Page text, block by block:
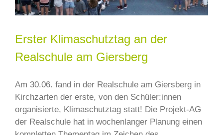
Erster Klimaschutztag an der
Realschule am Giersberg
Am 30.06. fand in der Realschule am Giersberg in
Kirchzarten der erste, von den Schüler:innen
organisierte, Klimaschutztag statt! Die Projekt-AG
der Realschule hat in wochenlanger Planung einen